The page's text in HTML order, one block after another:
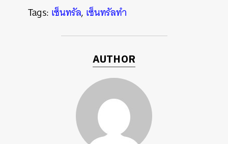
Tags: เซ็นทรัล, เซ็นทรัลทำ
AUTHOR